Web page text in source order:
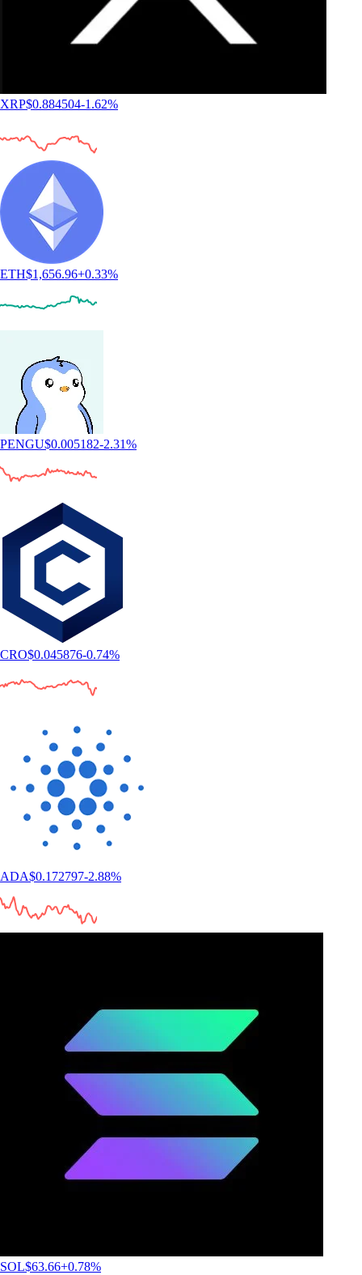
XRP$0.884504-1.62%
ETH$1,656.96+0.33%
PENGU$0.005182-2.31%
CRO$0.045876-0.74%
ADA$0.172797-2.88%
SOL$63.66+0.78%